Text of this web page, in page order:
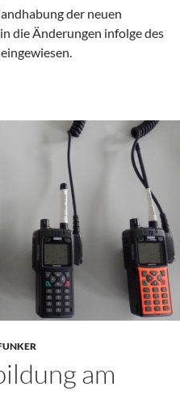
der neuen
die Änderungen infolge des
am